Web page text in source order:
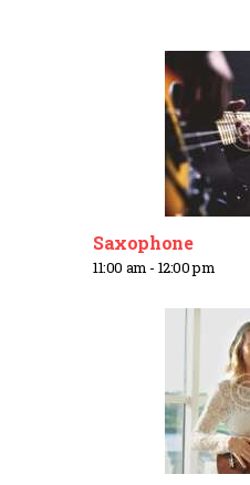
Saxophone
11:00 am - 12:00 pm